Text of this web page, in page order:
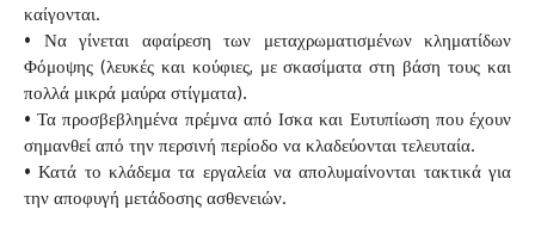
καίγονται.
• Να γίνεται αφαίρεση των μεταχρωματισμένων κληματίδων
Φόμοψης (λευκές και κούφιες, με σκασίματα στη βάση τους και
πολλά μικρά μαύρα στίγματα).
• Τα προσβεβλημένα πρέμνα από Ισκα και Ευτυπίωση που έχουν
σημανθεί από την περσινή περίοδο να κλαδεύονται τελευταία.
• Κατά το κλάδεμα τα εργαλεία να απολυμαίνονται τακτικά για
την αποφυγή μετάδοσης ασθενειών.